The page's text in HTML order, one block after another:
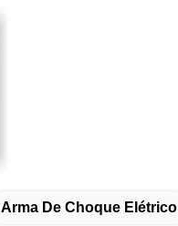
Arma De Choque Elétrico